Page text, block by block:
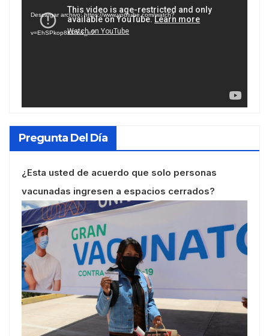
vídeo
Descargar archivo: https://www.youtube.com/watch?
v=EhSPkop8KPY&_=2
Pregunta Del Día
¿Esta usted de acuerdo que solo personas
vacunadas ingresen a espacios cerrados?